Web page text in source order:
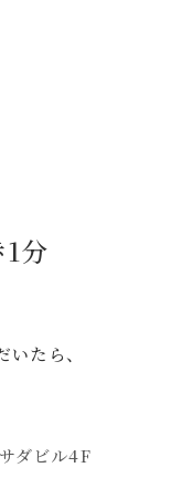
分
たら、
ダビル4F